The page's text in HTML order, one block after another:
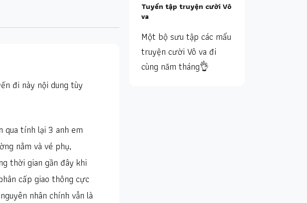
đi này nội dung tùy
tính lại 3 anh em
nằm và vé phụ,
thời gian gần đây khi
cấp giao thông cực
nhân chính vẫn là
Tuyển tập truyện cười Vô
va
Một bộ sưu tập các mẩu
truyện cười Vô va đi
cùng năm tháng👌